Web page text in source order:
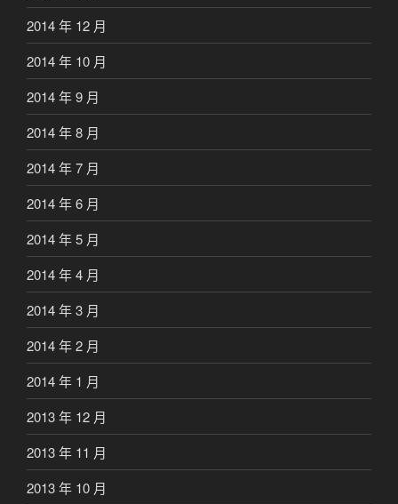
2014 年 12 月
2014 年 10 月
2014 年 9 月
2014 年 8 月
2014 年 7 月
2014 年 6 月
2014 年 5 月
2014 年 4 月
2014 年 3 月
2014 年 2 月
2014 年 1 月
2013 年 12 月
2013 年 11 月
2013 年 10 月